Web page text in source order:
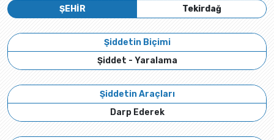
Tekirdağ
ŞEHİR
Şiddetin Biçimi
Şiddet - Yaralama
Şiddetin Araçları
Darp Ederek